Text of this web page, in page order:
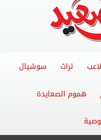
تراث سوشيال
هموم الصعايدة